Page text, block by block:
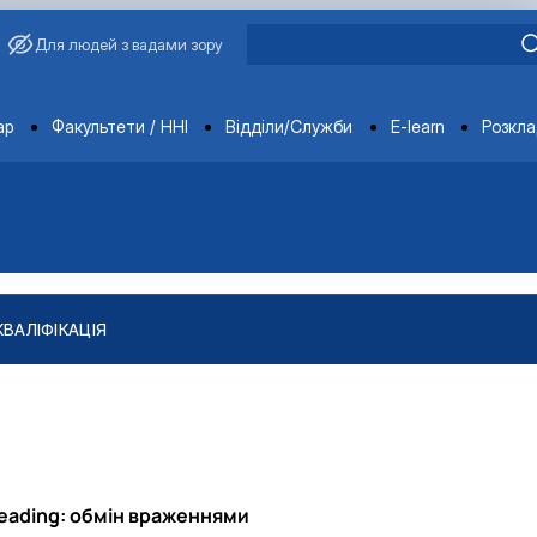
Для людей з вадами зору
Факультети / ННІ Відділи/Служби E-learn
обмін враженнями